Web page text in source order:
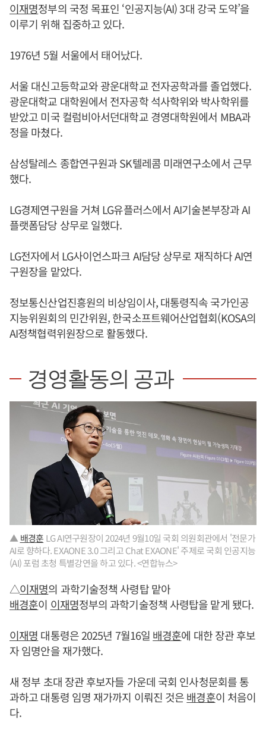
이재명정부의 국정 목표인 ‘인공지능(AI) 3대 강국 도약’을
이루기 위해 집중하고 있다.
1976년 5월 서울에서 태어났다.
서울 대신고등학교와 광운대학교 전자공학과를 졸업했다.
광운대학교 대학원에서 전자공학 석사학위와 박사학위를
받았고 미국 컬럼비아서던대학교 경영대학원에서 MBA과
정을 마쳤다.
삼성탈레스 종합연구원과 SK텔레콤 미래연구소에서 근무
했다.
LG경제연구원을 거쳐 LG유플러스에서 AI기술본부장과 AI
플랫폼담당 상무로 일했다.
LG전자에서 LG사이언스파크 AI담당 상무로 재직하다 AI연
구원장을 맡았다.
정보통신산업진흥원의 비상임이사, 대통령직속 국가인공
지능위원회의 민간위원, 한국소프트웨어산업협회(KOSA의
AI정책협력위원장으로 활동했다.
경영활동의 공과
▲ 배경훈 LG AI연구원장이 2024년 9월10일 국회 의원회관에서 '전문가
AI로 향하다. EXAONE 3.0 그리고 Chat EXAONE' 주제로 국회 인공지능
(AI) 포럼 초청 특별강연을 하고 있다. <연합뉴스>
△이재명의 과학기술정책 사령탑 맡아
배경훈이 이재명정부의 과학기술정책 사령탑을 맡게 됐다.
이재명 대통령은 2025년 7월16일 배경훈에 대한 장관 후보
자 임명안을 재가했다.
새 정부 초대 장관 후보자들 가운데 국회 인사청문회를 통
과하고 대통령 임명 재가까지 이뤄진 것은배경훈이 처음이
다.